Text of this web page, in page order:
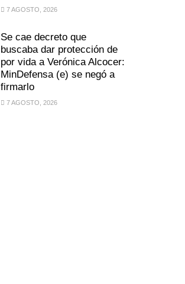
7 AGOSTO, 2026
Se cae decreto que
buscaba dar protección de
por vida a Verónica Alcocer:
MinDefensa (e) se negó a
firmarlo
7 AGOSTO, 2026